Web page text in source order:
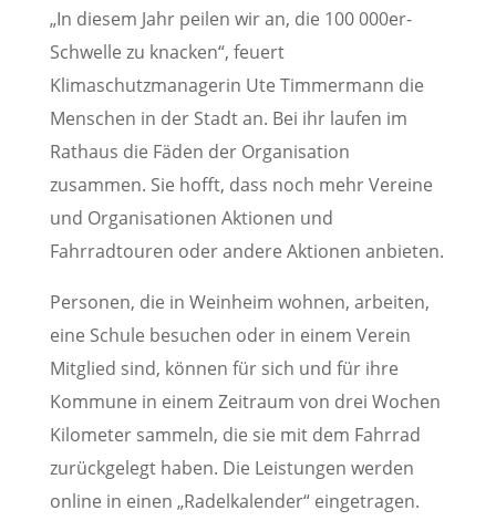
„In diesem Jahr peilen wir an, die 100 000er-
Schwelle zu knacken“, feuert
Klimaschutzmanagerin Ute Timmermann die
Menschen in der Stadt an. Bei ihr laufen im
Rathaus die Fäden der Organisation
zusammen. Sie hofft, dass noch mehr Vereine
und Organisationen Aktionen und
Fahrradtouren oder andere Aktionen anbieten.
Personen, die in Weinheim wohnen, arbeiten,
eine Schule besuchen oder in einem Verein
Mitglied sind, können für sich und für ihre
Kommune in einem Zeitraum von drei Wochen
Kilometer sammeln, die sie mit dem Fahrrad
zurückgelegt haben. Die Leistungen werden
online in einen „Radelkalender“ eingetragen.